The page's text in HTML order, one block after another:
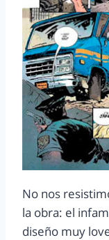
No nos
la obra: el
diseño muy